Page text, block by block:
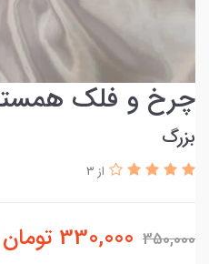
چرخ و فلک
بزرگ
از 3
350,000
330,000 تومان